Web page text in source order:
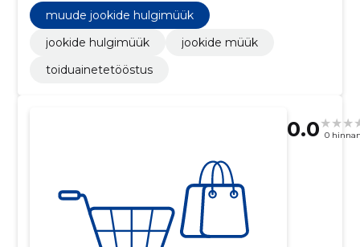
muude jookide hulgimüük
jookide hulgimüük
jookide müük
toiduainetetööstus
0.0 0